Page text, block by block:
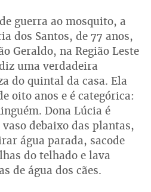
guerra ao mosquito, a
dos Santos, de 77 anos,
Geraldo, na Região Leste
uma verdadeira
do quintal da casa. Ela
oito anos e é categórica:
Dona Lúcia é
debaixo das plantas,
água parada, sacode
do telhado e lava
de água dos cães.